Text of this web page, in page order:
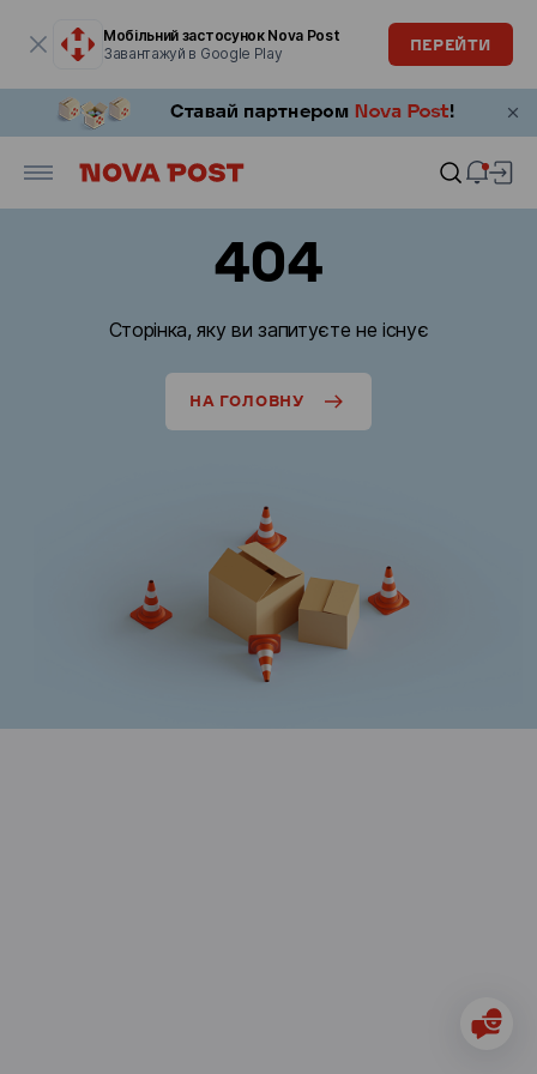
Мобільний застосунок Nova Post
Завантажуй в Google Play
ПЕРЕЙТИ
404
Сторінка, яку ви запитуєте не існує
НА ГОЛОВНУ